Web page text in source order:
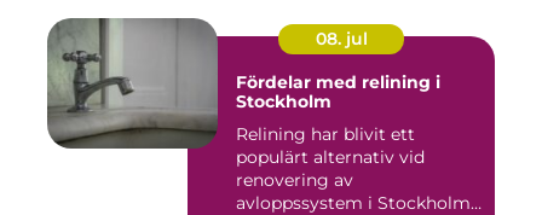
08. jul
Fördelar med relining i
Stockholm
Relining har blivit ett
populärt alternativ vid
renovering av
avloppssystem i Stockholm.